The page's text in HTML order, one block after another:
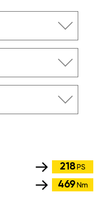
218 PS
469 Nm